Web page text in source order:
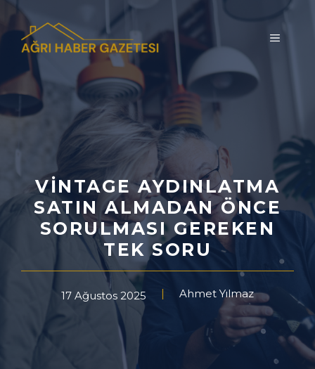
İçeriğe
atla
MENÜ
VINTAGE AYDINLATMA
SATIN ALMADAN ÖNCE
SORULMASI GEREKEN
TEK SORU
17 Ağustos 2025 Ahmet Yılmaz